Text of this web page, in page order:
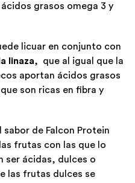
grasos omega 3 y
licuar en conjunto con
linaza, que al igual que la
aportan ácidos grasos
son ricas en fibra y
sabor de Falcon Protein
frutas con las que lo
ser ácidas, dulces o
las frutas dulces se